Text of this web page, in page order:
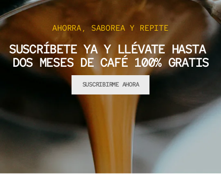
AHORRA, SABOREA Y REPITE
SUSCRÍBETE YA Y LLÉVATE HASTA
DOS MESES DE CAFÉ 100% GRATIS
SUSCRIBIRME AHORA